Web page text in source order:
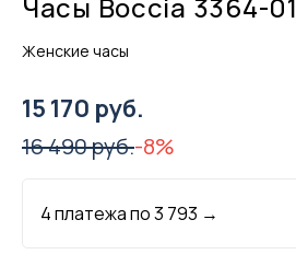
Женские часы
15 170 руб.
16 490 руб.-8%
4 платежа по3 793 →